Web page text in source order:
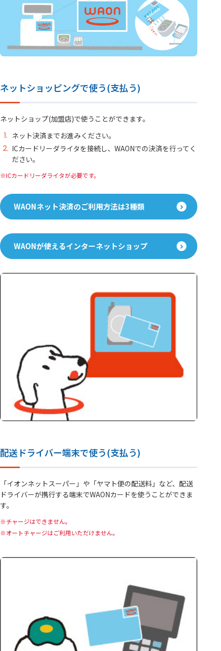
ネットショッピングで使う(支払う)
ネットショップ(加盟店)で使うことができます。
ネット決済までお進みください。
ICカードリーダライタを接続し、WAONでの決済を行ってく
ださい。
ICカードリーダライタが必要です。
WAONネット決済のご利用方法は3種類
WAONが使えるインターネットショップ
配送ドライバー端末で使う(支払う)
「イオンネットスーパー」や「ヤマト便の配送料」など、配送
ドライバーが携行する端末でWAONカードを使うことができま
す。
チャージはできません。
オートチャージはご利用いただけません。